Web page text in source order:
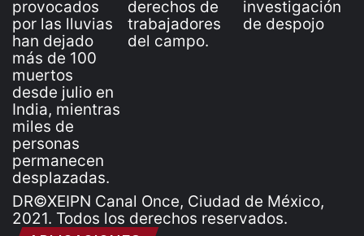
DR©XEIPN Canal Once, Ciudad de México,
2021. Todos los derechos reservados.